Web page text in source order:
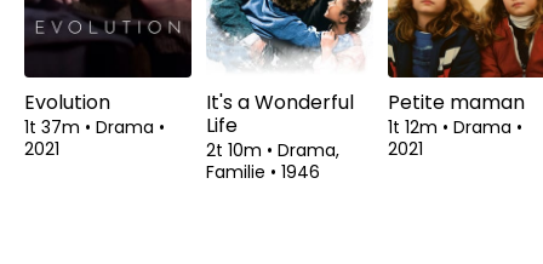
Evolution
1t 37m • Drama •
2021
It's a Wonderful
Life
2t 10m • Drama,
Familie • 1946
Petite maman
1t 12m • Drama •
2021